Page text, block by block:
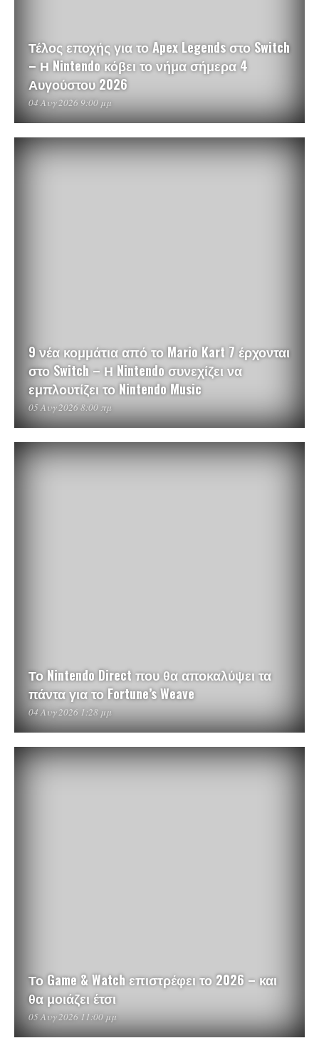
Τέλος εποχής για το Apex Legends στο Switch
– Η Nintendo κόβει το νήμα σήμερα 4
Αυγούστου 2026
04 Αυγ 2026 9:00 μμ
9 νέα κομμάτια από το Mario Kart 7 έρχονται
στο Switch – Η Nintendo συνεχίζει να
εμπλουτίζει το Nintendo Music
05 Αυγ 2026 8:00 πμ
Το Nintendo Direct που θα αποκαλύψει τα
πάντα για το Fortune’s Weave
04 Αυγ 2026 1:28 μμ
Το Game & Watch επιστρέφει το 2026 – και
θα μοιάζει έτσι
05 Αυγ 2026 11:00 μμ